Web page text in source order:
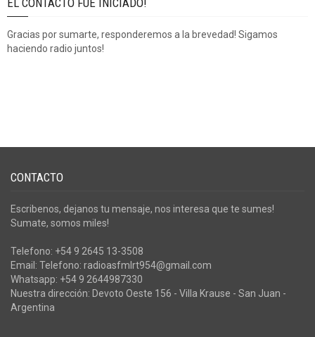
Gracias por sumarte, responderemos a la brevedad! Sigamos
haciendo radio juntos!
CONTACTO
Escribenos, dejanos tu mensaje, nos interesa que te sumes!
Sumate, somos miles!
Telefono: +54 9 2645 13-3508
Email: Telefono: radioasfmlrt954@gmail.com
Whatsapp: +54 9 2644987330
Nuestra dirección: Devoto Oeste 156 - Villa Krause - San Juan -
Argentina